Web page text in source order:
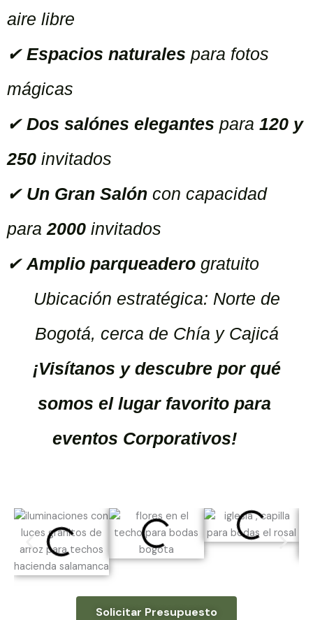
aire libre
✔ Espacios naturales para fotos
mágicas
✔ Dos salónes elegantes para 120 y
250 invitados
✔Un Gran Salón con capacidad
para2000 invitados
✔ Amplio parqueadero gratuito
Ubicación estratégica: Norte de
Bogotá, cerca de Chía y Cajicá
¡Visítanos y descubre por qué
somos el lugar favorito para
eventos Corporativos!
Solicitar Presupuesto